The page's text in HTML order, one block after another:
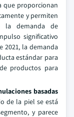
que proporcionan
y permiten
la demanda de
significativo
2021, la demanda
estándar para
productos para
basadas
de la piel se está
y parece